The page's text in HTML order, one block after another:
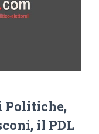
Politiche,
il PDL